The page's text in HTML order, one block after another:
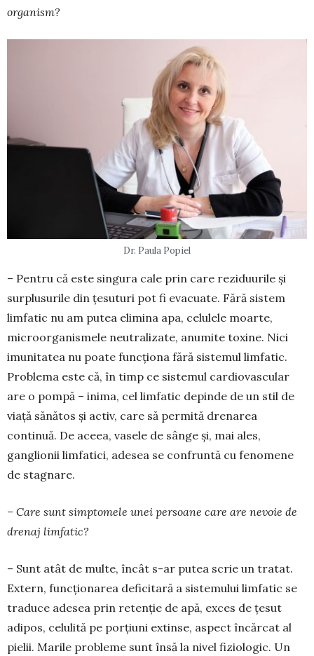
organism?
Dr. Paula Popiel
– Pentru că este singura cale prin care rezi­duurile și
surplusurile din țesuturi pot fi evacuate. Fără sistem
limfatic nu am putea elimina apa, celulele moarte,
microorganismele neutralizate, anumite toxine. Nici
imunitatea nu poate funcționa fără sistemul limfatic.
Problema este că, în timp ce sistemul cardiovascular
are o pompă – inima, cel limfatic depinde de un stil de
viață sănătos și activ, care să permită drenarea
continuă. De aceea, vasele de sânge și, mai ales,
ganglionii limfatici, adesea se confruntă cu fenomene
de stagnare.
– Care sunt simptomele unei persoane care are nevoie de
drenaj limfatic?
– Sunt atât de multe, încât s-ar putea scrie un tratat.
Extern, funcționarea deficitară a sistemului limfatic se
traduce adesea prin retenție de apă, exces de țesut
adipos, celulită pe porțiuni extinse, aspect încărcat al
pielii. Marile probleme sunt însă la nivel fiziologic. Un